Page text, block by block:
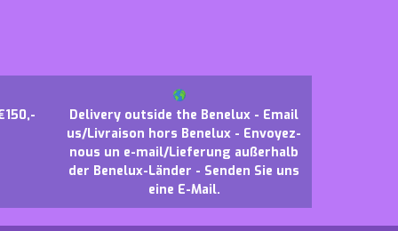
Delivery outside the Benelux - Email
us/Livraison hors Benelux - Envoyez-
nous un e-mail/Lieferung außerhalb
der Benelux-Länder - Senden Sie uns
eine E-Mail.